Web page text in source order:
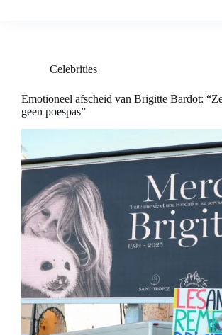
Celebrities
Emotioneel afscheid van Brigitte Bardot:
geen poespas”